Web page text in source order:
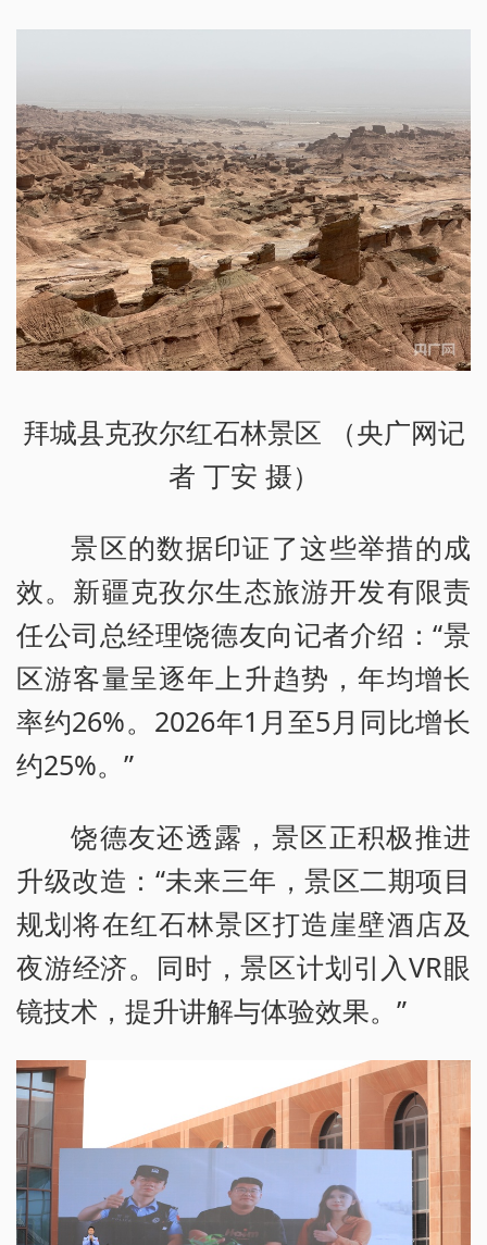
拜城县克孜尔红石林景区 （央广网记
者 丁安 摄）
景区的数据印证了这些举措的成
效。新疆克孜尔生态旅游开发有限责
任公司总经理饶德友向记者介绍：“景
区游客量呈逐年上升趋势，年均增长
率约26%。2026年1月至5月同比增长
约25%。”
饶德友还透露，景区正积极推进
升级改造：“未来三年，景区二期项目
规划将在红石林景区打造崖壁酒店及
夜游经济。同时，景区计划引入VR眼
镜技术，提升讲解与体验效果。”